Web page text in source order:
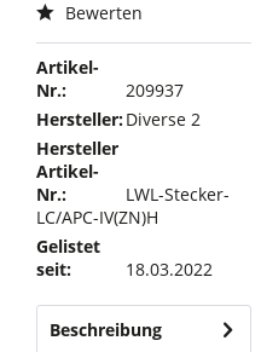
Bewerten
Artikel-
Nr.:
209937
Hersteller:Diverse 2
Hersteller
Artikel-
Nr.:
LWL-Stecker-
LC/APC-IV(ZN)H
Gelistet
seit:
18.03.2022
Beschreibung